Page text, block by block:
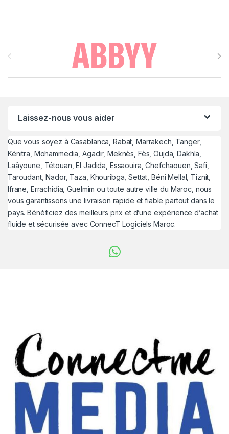
Brands Carousel
Laissez-nous vous aider
Que vous soyez à Casablanca, Rabat, Marrakech, Tanger,
Kénitra, Mohammedia, Agadir, Meknès, Fès, Oujda, Dakhla,
Laâyoune, Tétouan, El Jadida, Essaouira, Chefchaouen, Safi,
Taroudant, Nador, Taza, Khouribga, Settat, Béni Mellal, Tiznit,
Ifrane, Errachidia, Guelmim ou toute autre ville du Maroc, nous
vous garantissons une livraison rapide et fiable partout dans le
pays. Bénéficiez des meilleurs prix et d’une expérience d’achat
fluide et sécurisée avec ConnecT Logiciels Maroc.